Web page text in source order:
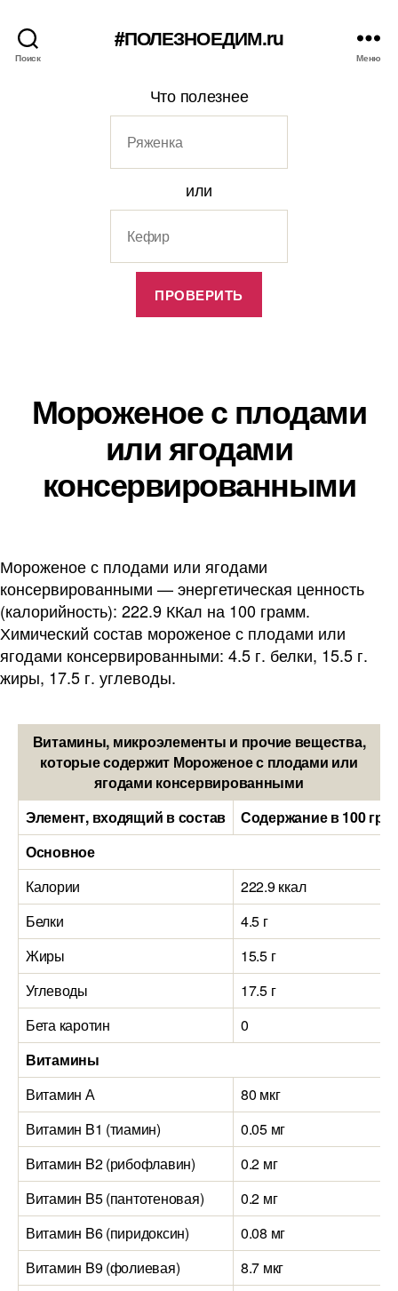
Поиск
#ПОЛЕЗНОЕДИМ.ru
Меню
Что полезнее
или
Мороженое с плодами
или ягодами
консервированными
Мороженое с плодами или ягодами
консервированными — энергетическая ценность
(калорийность): 222.9 ККал на 100 грамм.
Химический состав мороженое с плодами или
ягодами консервированными: 4.5 г. белки, 15.5 г.
жиры, 17.5 г. углеводы.
Витамины, микроэлементы и прочие вещества,
которые содержит Мороженое с плодами или
ягодами консервированными
Элемент, входящий в состав
Содержание в 100
Основное
Калории
222.9 ккал
Белки
4.5 г
Жиры
15.5 г
Углеводы
17.5 г
Бета каротин
0
Витамины
Витамин А
80 мкг
Витамин B1 (тиамин)
0.05 мг
Витамин B2 (рибофлавин)
0.2 мг
Витамин B5 (пантотеновая)
0.2 мг
Витамин B6 (пиридоксин)
0.08 мг
Витамин B9 (фолиевая)
8.7 мкг